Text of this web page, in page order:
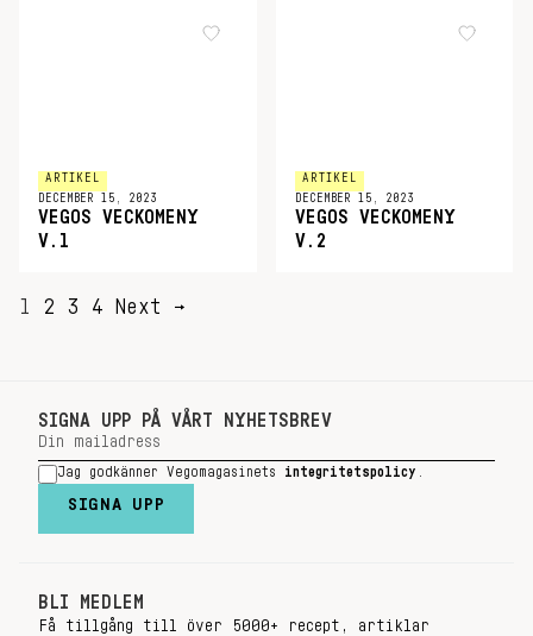
ARTIKEL
DECEMBER 15, 2023
VEGOS VECKOMENY
V.1
ARTIKEL
DECEMBER 15, 2023
VEGOS VECKOMENY
V.2
SIDNUMRERING
1 2 3 4 Next →
SIGNA UPP PÅ VÅRT NYHETSBREV
Jag godkänner Vegomagasinets integritetspolicy
SIGNA UPP
BLI MEDLEM
Få tillgång till över 5000+ recept, artiklar